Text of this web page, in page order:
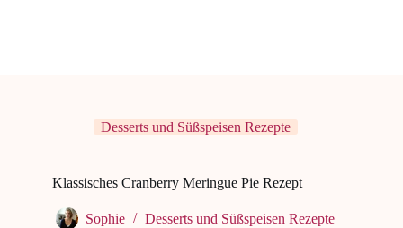
Desserts und Süßspeisen Rezepte
Klassisches Cranberry Meringue Pie Rezept
Sophie Desserts und Süßspeisen Rezepte